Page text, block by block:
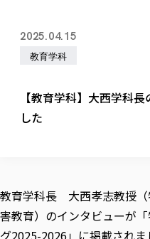
建学の精神・教育の理念
教育方針
各種方針
大学の概要
大学の歩み
関連法人
教職員募集
大学の取り組み
社会連携・研究
カリキュラム編成ガイドラ
公的資金等の不正使用の
研究活動における不正行
大学広報誌「TFU
情報公開
情報公開
事業計画／財務・事業報
総合福祉学部
福祉心理学科
福祉行政学科
共生まちづくり学部
共生まちづくり学科
教育学部
教育学部
リハビリテーション学科
医療経営管理学科
情報福祉マネジメン
デジタルパンフ
就職状況
東北福祉大学のキャ
東北福祉大学のキャリ
進路・就職支援
採用ご担当者様へ
文化会・文化系サー
大学指定団体紹介
国際交流
交換留学生
生涯教育・キャリア教育
2025.04.15
教育学科
【教育学科】大西学科
した
教育学科長 大西孝志教授（
害教育）のインタビューが
グ2025-2026」に掲載されま